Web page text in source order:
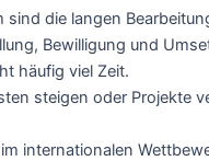
sind die langen
Bewilligung und
häufig viel Zeit.
steigen oder Projekte
internationalen